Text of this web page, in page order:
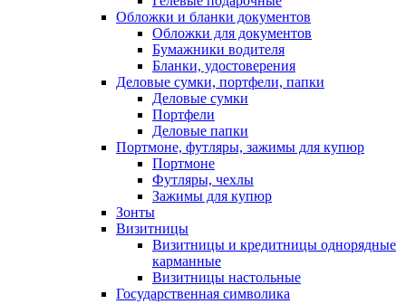
Обложки и бланки документов
Обложки для документов
Бумажники водителя
Бланки, удостоверения
Деловые сумки, портфели, папки
Деловые сумки
Портфели
Деловые папки
Портмоне, футляры, зажимы для купюр
Портмоне
Футляры, чехлы
Зажимы для купюр
Зонты
Визитницы
Визитницы и кредитницы однорядные
карманные
Визитницы настольные
Государственная символика